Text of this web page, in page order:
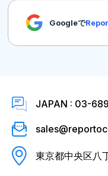
Googleで
JAPAN : 03-
東京都中央区八